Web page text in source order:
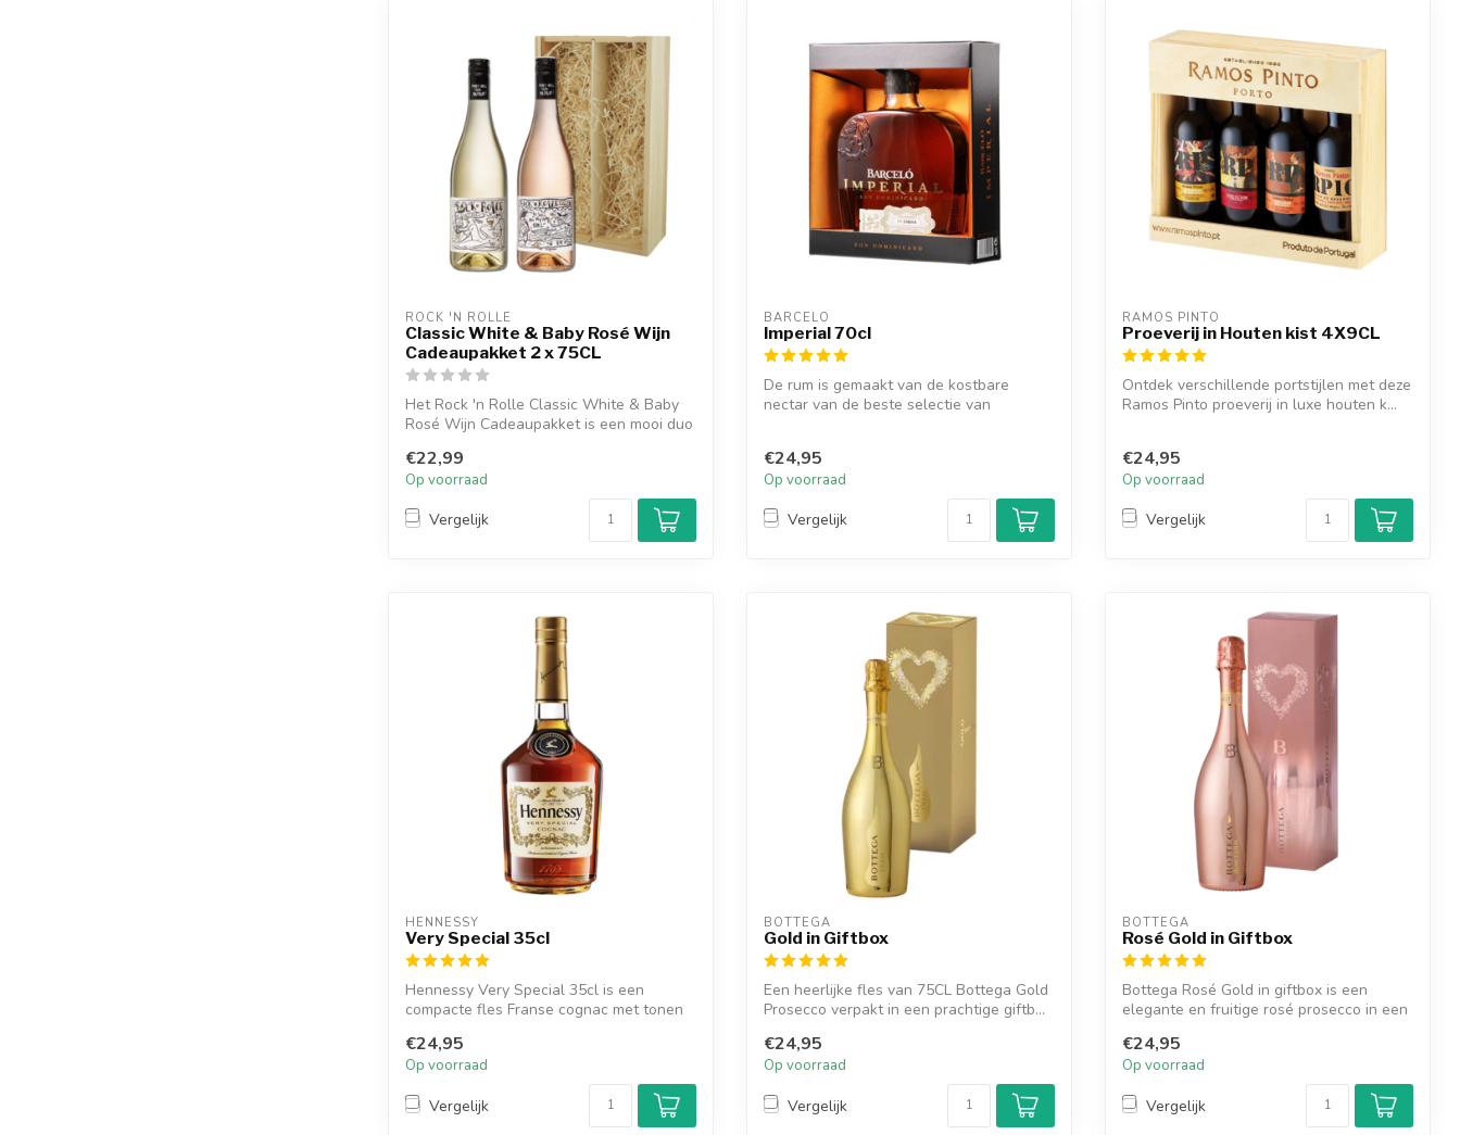
ROCK 'N ROLLE
Classic White & Baby Rosé Wijn
Cadeaupakket 2 x 75CL
Het Rock 'n Rolle Classic White & Baby
Rosé Wijn Cadeaupakket is een mooi duo
€22,99
Op voorraad
Vergelijk
BARCELO
Imperial 70cl
De rum is gemaakt van de kostbare
nectar van de beste selectie van
€24,95
Op voorraad
Vergelijk
RAMOS PINTO
Proeverij in Houten kist 4X9CL
Ontdek verschillende portstijlen met deze
Ramos Pinto proeverij in luxe houten k...
€24,95
Op voorraad
Vergelijk
HENNESSY
Very Special 35cl
Hennessy Very Special 35cl is een
compacte fles Franse cognac met tonen
€24,95
Op voorraad
Vergelijk
BOTTEGA
Gold in Giftbox
Een heerlijke fles van 75CL Bottega Gold
Prosecco verpakt in een prachtige giftb...
€24,95
Op voorraad
Vergelijk
BOTTEGA
Rosé Gold in Giftbox
Bottega Rosé Gold in giftbox is een
elegante en fruitige rosé prosecco in een
€24,95
Op voorraad
Vergelijk